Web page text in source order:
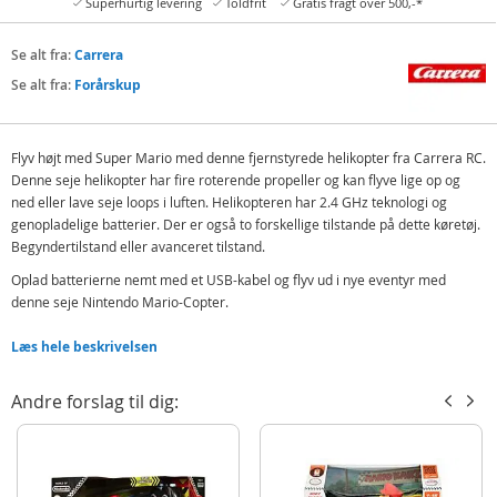
Se alt fra:Carrera
Se alt fra: Forårskup
Flyv højt med Super Mario med denne fjernstyrede helikopter fra Carrera RC.
Denne seje helikopter har fire roterende propeller og kan flyve lige op og
ned eller lave seje loops i luften. Helikopteren har 2.4 GHz teknologi og
genopladelige batterier. Der er også to forskellige tilstande på dette køretøj.
Begyndertilstand eller avanceret tilstand.
Oplad batterierne nemt med et USB-kabel og flyv ud i nye eventyr med
denne seje Nintendo Mario-Copter.
2 tilstande: begynder/avanceret
Læs hele beskrivelsen
Andre forslag til dig: